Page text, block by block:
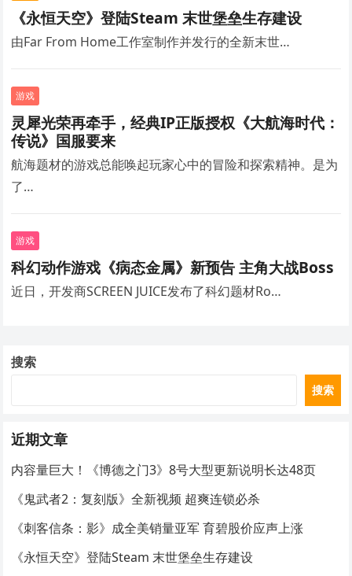
《永恒天空》登陆Steam 末世堡垒生存建设
由Far From Home工作室制作并发行的全新末世…
游戏
灵犀光荣再牵手，经典IP正版授权《大航海时代：
传说》国服要来
航海题材的游戏总能唤起玩家心中的冒险和探索精神。是为
了…
游戏
科幻动作游戏《病态金属》新预告 主角大战Boss
近日，开发商SCREEN JUICE发布了科幻题材Ro…
搜索
搜索
近期文章
内容量巨大！《博德之门3》8号大型更新说明长达48页
《鬼武者2：复刻版》全新视频 超爽连锁必杀
《刺客信条：影》成全美销量亚军 育碧股价应声上涨
《永恒天空》登陆Steam 末世堡垒生存建设